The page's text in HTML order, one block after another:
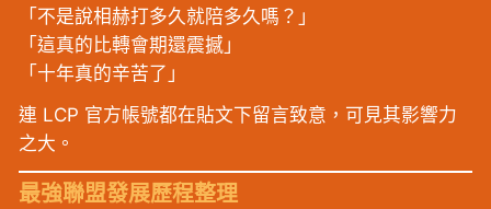
「不是說相赫打多久就陪多久嗎？」
「這真的比轉會期還震撼」
「十年真的辛苦了」
連 LCP 官方帳號都在貼文下留言致意，可見其影響力
之大。
最強聯盟發展歷程整理